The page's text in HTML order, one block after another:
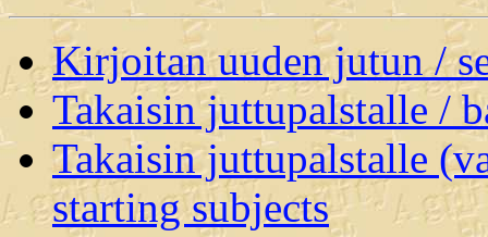
Kirjoitan uuden jutun /
Takaisin juttupalstalle /
Takaisin juttupalstalle
starting subjects